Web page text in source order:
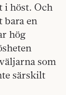
i höst. Och
bara en
hög
som
särskilt